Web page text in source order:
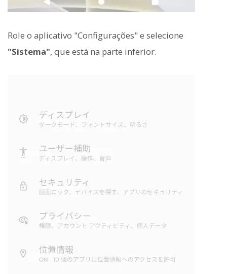
Role o aplicativo "Configurações" e selecione
"Sistema", que está na parte inferior.